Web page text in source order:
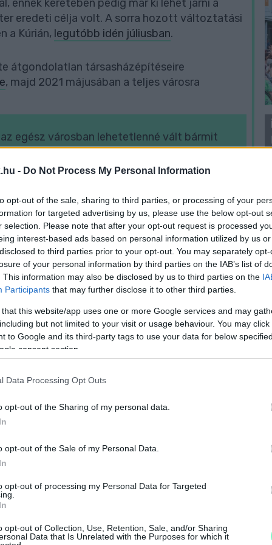
- Do Not Process My Personal Information
opt-out of the sale, sharing to third parties, or processing of your
for targeted advertising by us, please use the below opt-out
selection. Please note that after your opt-out request is processed
interest-based ads based on personal information utilized by us
to third parties prior to your opt-out. You may separately
of your personal information by third parties on the IAB’s list of
This information may also be disclosed by us to third parties on the
Participants that may further disclose it to other third parties.
that this website/app uses one or more Google services and may
but not limited to your visit or usage behaviour. You may
to Google and its third-party tags to use your data for below
consent section.
Data Processing Opt Outs
opt-out of the Sharing of my personal data.
opt-out of the Sale of my Personal Data.
opt-out of processing my Personal Data for Targeted
opt-out of Collection, Use, Retention, Sale, and/or Sharing
Data that Is Unrelated with the Purposes for which it
ennek keretében pedig már ki lehet járni a
eredeti célja volt. A sorra hozott változtatási
a Kúrián, legutóbb idén júliusban.
átgondolatlan társasházépítéseire
, majd 2021 májusában a teljes városra
egész városban lehetetlenné vált bármit
a város nagyobb kontrollt szerezzen a
közül az elmúlt évtizedben szerinte sok
engedélyt a kormányhivatal ad ki, de a
tárgyalóasztalhoz kell ülnie a
dönt egy ügyben.
a kormányhivatalproblémásnak tartottaakkor
2021 szeptemberében ugyan megállapította,
és eltörölte a rendeletet, de hagyott egy
október végéig – az építőipari
az új tilalmat, majd
által kárhoztatott „gigantomán
foglaló társasházas lakónegyed épülne fel
úgy néz ki, hogy a területen található
az egészből nem lesz semmi: miután a
azt, azóta sem hallani róla semmit.
a Dunaville, a projekt, ami miatt Dézsi
A polgármester akkor azt mondta egy